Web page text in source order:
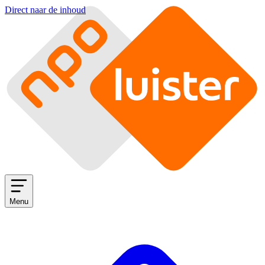
Direct naar de inhoud
Menu